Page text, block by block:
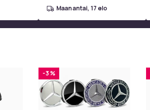
maanantai, 17 elo
-3 %